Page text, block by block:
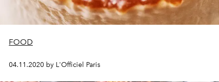
FOOD
04.11.2020 by L'Officiel Paris